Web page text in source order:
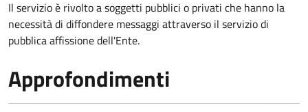
Il servizio è rivolto a soggetti pubblici o privati che hanno la
necessità di diffondere messaggi attraverso il servizio di
pubblica affissione dell'Ente.
Approfondimenti